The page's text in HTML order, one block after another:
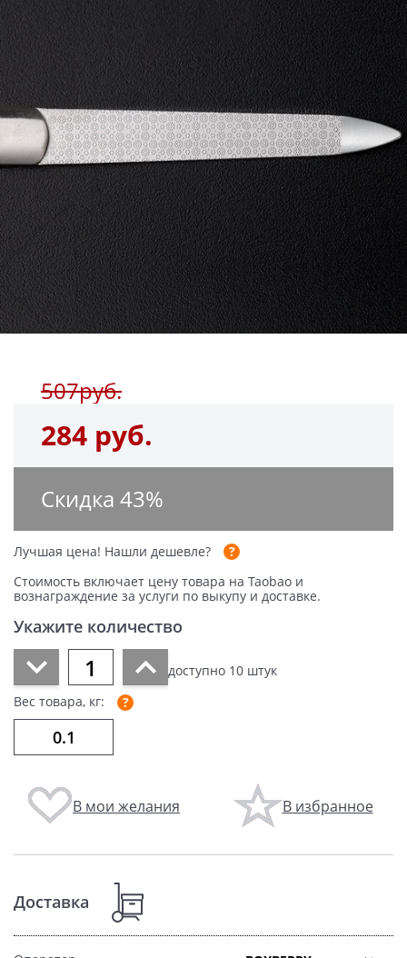
507руб.
284 руб.
Скидка 43%
Лучшая цена! Нашли дешевле?
Стоимость включает цену товара на Taobao и
вознаграждение за услуги по выкупу и доставке.
Укажите количество
доступно 10 штук
Вес товара, кг:
В мои желания В избранное
Доставка